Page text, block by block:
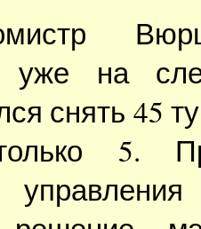
уже на
снять 45
5.